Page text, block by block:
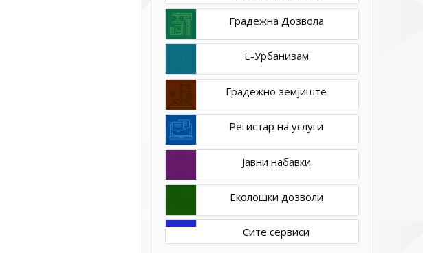
f84bdb3b-
8309bb4829ff
Градежна Дозвола
Е-Урбанизам
Градежно земјиште
Регистар на услуги
Јавни набавки
Еколошки дозволи
Сите сервиси